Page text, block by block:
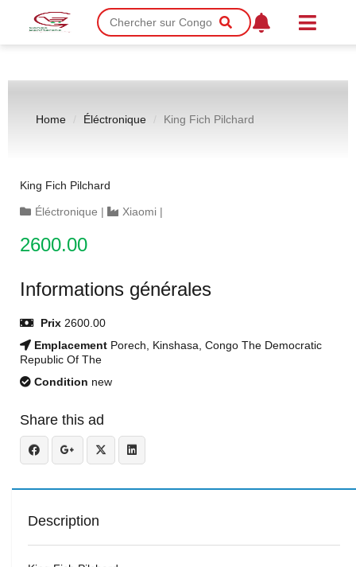
Home Éléctronique King Fich Pilchard
King Fich Pilchard
Éléctronique | Xiaomi |
2600.00
Informations générales
Prix 2600.00
Emplacement Porech, Kinshasa, Congo The Democratic
Republic Of The
Condition new
Share this ad
Description